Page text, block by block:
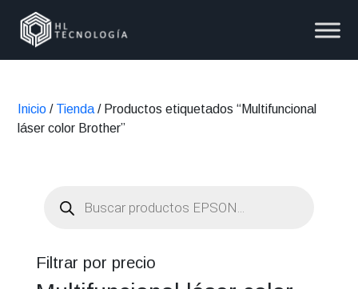
Inicio / Tienda / Productos etiquetados “Multifuncional
láser color Brother”
productos
Filtrar por precio